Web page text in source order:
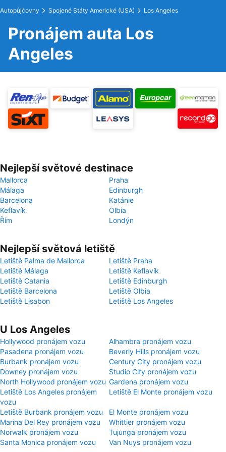
Autopůjčovny Spojené Státy Americké (USA) Los Angeles
Pronájem auta Los
Angeles
Nejlepší světové destinace
Mallorca
Praha
Málaga
Edinburgh
Barcelona
Katánie
Keflavík
Olbia
Řím
Londýn
Nejlepší světová letiště
Letiště Palma de Mallorca
Letiště Praha
Letiště Málaga
Letiště Keflavík
Letiště Catania
Letiště Edinburgh
Letiště Barcelona
Letiště Olbia
Letiště Lisabon
Letiště Los Angeles
U Los Angeles
Hollywood pronájem vozu
Alhambra pronájem vozu
Pasadena pronájem vozu
Beverly Hills pronájem vozu
Burbank pronájem vozu
Century City pronájem vozu
Downey pronájem vozu
Studio City pronájem vozu
North Hollywood pronájem vozu Gardena pronájem vozu
Letiště Los Angeles pronájem
vozu
Letiště El Monte pronájem vozu
Letiště Burbank pronájem vozu
El Monte pronájem vozu
Marina Del Rey pronájem vozu
Whittier pronájem vozu
Norwalk pronájem vozu
Tujunga pronájem vozu
Santa Monica pronájem vozu
Van Nuys pronájem vozu